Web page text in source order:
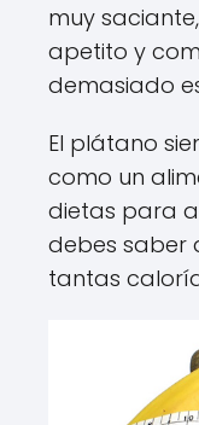
muy
apetito y
demasiado
El plátano
como un
dietas para
debes saber
tantas